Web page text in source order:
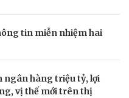
tin miễn nhiệm hai
ngân hàng triệu tỷ, lợi
vị thế mới trên thị